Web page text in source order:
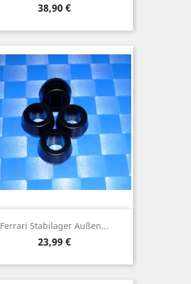
Preis
38,90 €
Ferrari Stabilager Außen...
Preis
23,99 €